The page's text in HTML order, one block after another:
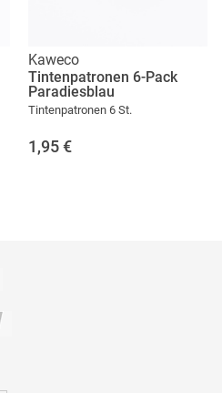
Kaweco
Tintenpatronen 6-Pack
Paradiesblau
Tintenpatronen 6 St.
1,95 €